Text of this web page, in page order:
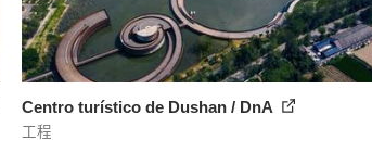
Centro turístico de Dushan / DnA
工程